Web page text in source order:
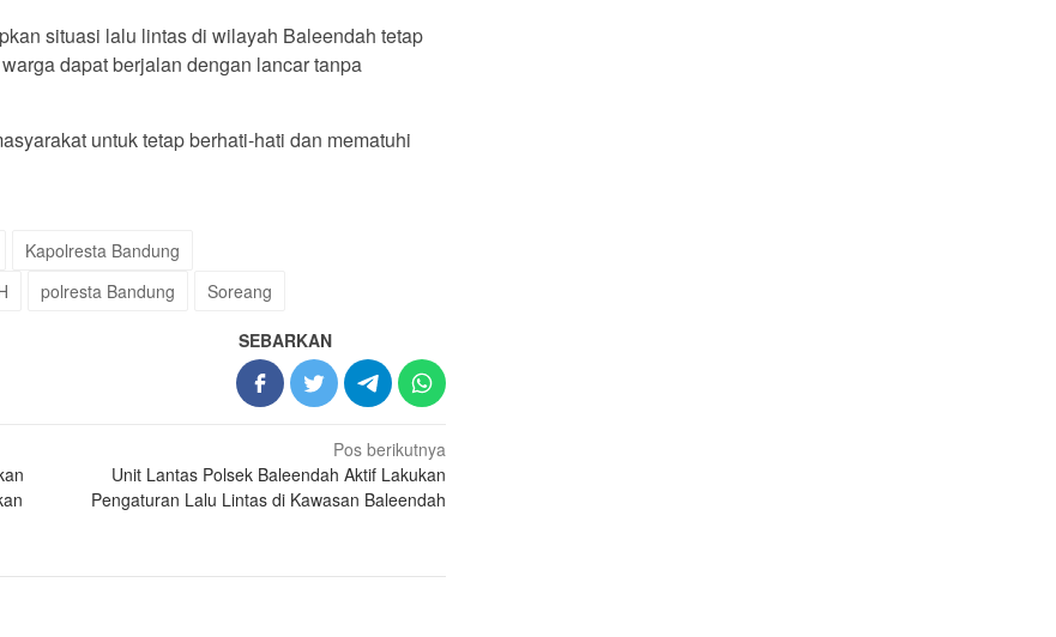
situasi lalu lintas di wilayah Baleendah tetap
dapat berjalan dengan lancar tanpa
untuk tetap berhati-hati dan mematuhi
Kapolresta Bandung
polresta Bandung Soreang
SEBARKAN
Pos berikutnya
Unit Lantas Polsek Baleendah Aktif Lakukan
Pengaturan Lalu Lintas di Kawasan Baleendah